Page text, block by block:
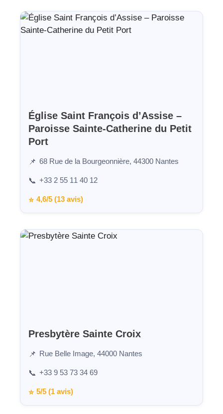
Église Saint François d’Assise –
Paroisse Sainte-Catherine du Petit
Port
📌 68 Rue de la Bourgeonnière, 44300 Nantes
📞 +33 2 55 11 40 12
⭐ 4,6/5 (13 avis)
Presbytère Sainte Croix
📌 Rue Belle Image, 44000 Nantes
📞 +33 9 53 73 34 69
⭐ 5/5 (1 avis)